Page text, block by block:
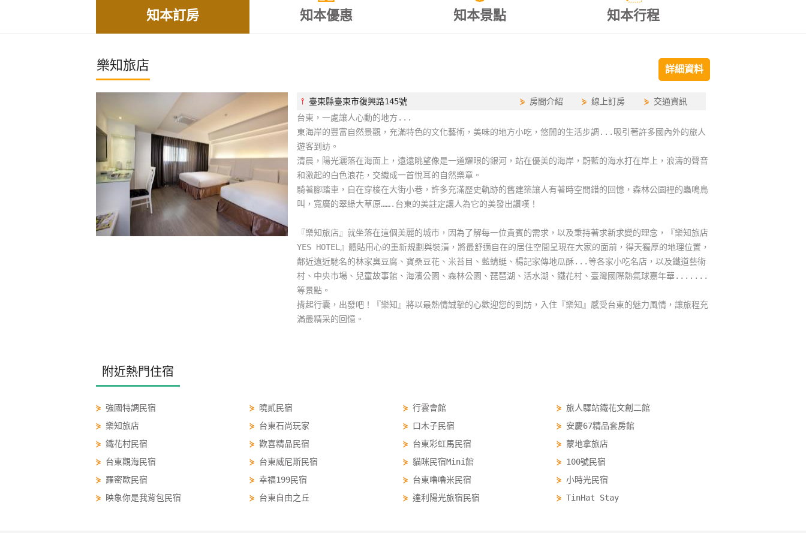
知本訂房 知本優惠 知本景點 知本行程
樂知旅店 詳細資料
⫯ 臺東縣臺東市復興路145號 ⋟ 房間介紹 ⋟線上訂房 ⋟ 交通資訊
台東，一處讓人心動的地方...
東海岸的豐富自然景觀，充滿特色的文化藝術，美味的地方小吃，悠閒的生活步調...吸引著許多國內外的旅人
遊客到訪。
清晨，陽光灑落在海面上，遠遠眺望像是一道耀眼的銀河，站在優美的海岸，蔚藍的海水打在岸上，浪濤的聲音
和激起的白色浪花，交織成一首悅耳的自然樂章。
騎著腳踏車，自在穿梭在大街小巷，許多充滿歷史軌跡的舊建築讓人有著時空間錯的回憶，森林公園裡的蟲鳴鳥
叫，寬廣的翠綠大草原…….台東的美註定讓人為它的美發出讚嘆！
『樂知旅店』就坐落在這個美麗的城市，因為了解每一位貴賓的需求，以及秉持著求新求變的理念，『樂知旅店
YES HOTEL』體貼用心的重新規劃與裝潢，將最舒適自在的居住空間呈現在大家的面前，得天獨厚的地理位置，
鄰近遠近馳名的林家臭豆腐、寶桑豆花、米苔目、藍蜻蜓、楊記家傳地瓜酥...等各家小吃名店，以及鐵道藝術
村、中央市場、兒童故事館、海濱公園、森林公園、琵琶湖、活水湖、鐵花村、臺灣國際熱氣球嘉年華.......
等景點。
揹起行囊，出發吧！『樂知』將以最熱情誠摯的心歡迎您的到訪，入住『樂知』感受台東的魅力風情，讓旅程充
滿最精采的回憶。
附近熱門住宿
⋟ 強國特調民宿 ⋟ 曉貳民宿 ⋟ 行雲會館 ⋟ 旅人驛站鐵花文創二館
⋟ 樂知旅店 ⋟ 台東石尚玩家 ⋟ 口木子民宿 ⋟ 安慶67精品套房館
⋟ 鐵花村民宿 ⋟ 歡喜精品民宿 ⋟ 台東彩虹馬民宿 ⋟ 蒙地拿旅店
⋟ 台東觀海民宿 ⋟ 台東威尼斯民宿 ⋟ 貓咪民宿Mini館 ⋟ 100號民宿
⋟ 羅密歐民宿 ⋟ 幸福199民宿 ⋟ 台東嚕嚕米民宿 ⋟ 小時光民宿
⋟
映象你是我背包民宿 ⋟ 台東自由之丘 ⋟ 達利陽光旅宿民宿 ⋟ TinHat Stay